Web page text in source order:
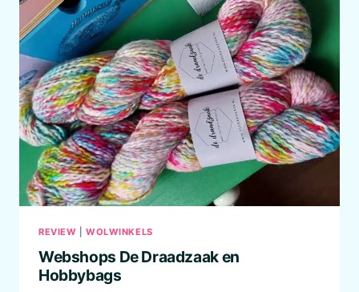
REVIEW |WOLWINKELS
Webshops De Draadzaak en
Hobbybags